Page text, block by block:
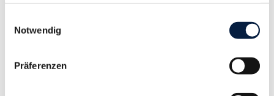
gesammelt haben.
Notwendig
Präferenzen
bei vierteljährlicher Meldepflicht...